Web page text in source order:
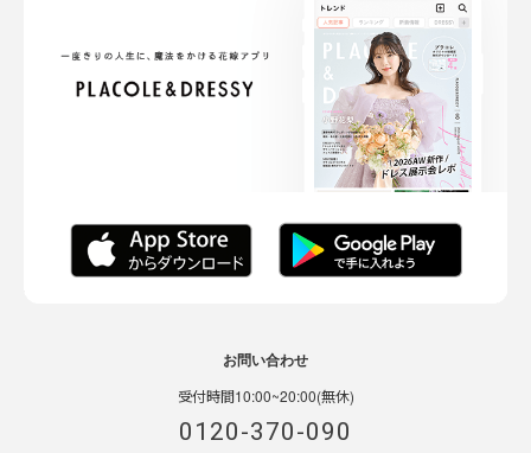
お問い合わせ
受付時間10:00~20:00(無休)
0120-370-090